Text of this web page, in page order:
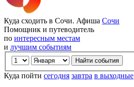
Куда сходить в Сочи. Афиша Сочи
Помощник и путеводитель
по интересным местам
и лучшим событиям
Куда пойти сегодня завтра в выходные